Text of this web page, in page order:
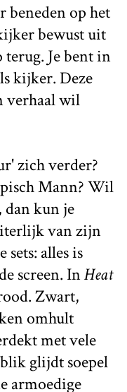
beneden op het
bewust uit
terug. Je bent in
kijker. Deze
verhaal wil
zich verder?
Mann? Wil
dan kun je
van zijn
alles is
screen. InHeat
Zwart,
omhult
met vele
glijdt soepel
armoedige